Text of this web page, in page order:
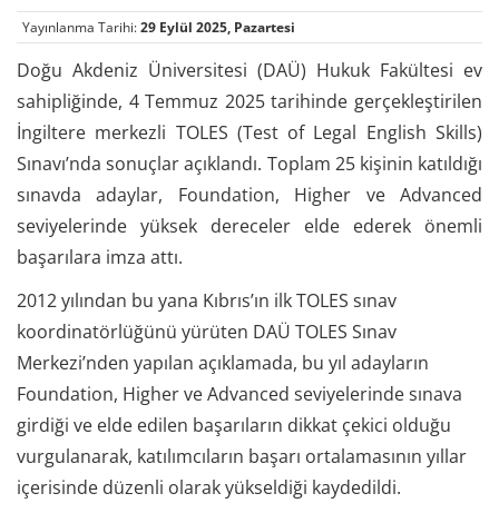
Yayınlanma Tarihi:29 Eylül 2025, Pazartesi
Doğu Akdeniz Üniversitesi (DAÜ) Hukuk Fakültesi ev
sahipliğinde, 4 Temmuz 2025 tarihinde gerçekleştirilen
İngiltere merkezli TOLES (Test of Legal English Skills)
Sınavı’nda sonuçlar açıklandı. Toplam 25 kişinin katıldığı
sınavda adaylar, Foundation, Higher ve Advanced
seviyelerinde yüksek dereceler elde ederek önemli
başarılara imza attı.
2012 yılından bu yana Kıbrıs’ın ilk TOLES sınav
koordinatörlüğünü yürüten DAÜ TOLES Sınav
Merkezi’nden yapılan açıklamada, bu yıl adayların
Foundation, Higher ve Advanced seviyelerinde sınava
girdiği ve elde edilen başarıların dikkat çekici olduğu
vurgulanarak, katılımcıların başarı ortalamasının yıllar
içerisinde düzenli olarak yükseldiği kaydedildi.